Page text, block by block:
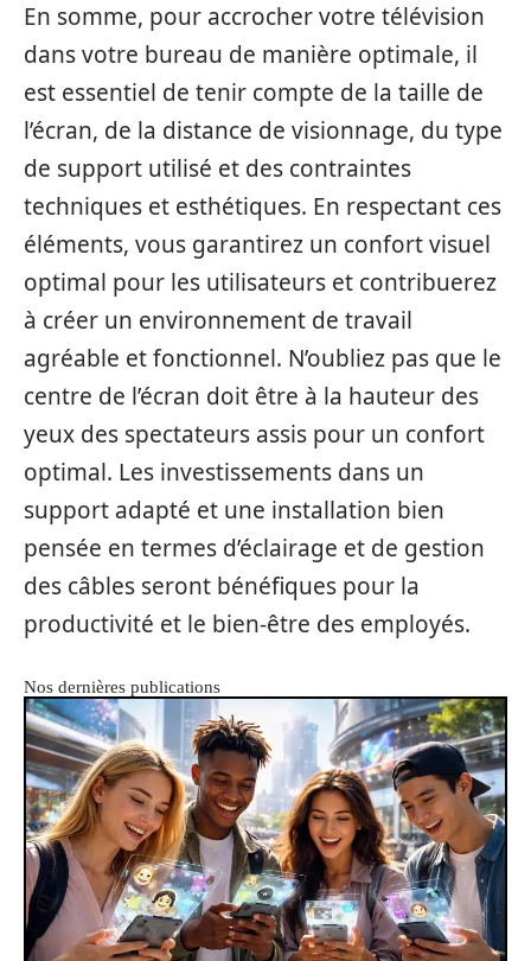
En somme, pour accrocher votre télévision
dans votre bureau de manière optimale, il
est essentiel de tenir compte de la taille de
l’écran, de la distance de visionnage, du type
de support utilisé et des contraintes
techniques et esthétiques. En respectant ces
éléments, vous garantirez un confort visuel
optimal pour les utilisateurs et contribuerez
à créer un environnement de travail
agréable et fonctionnel. N’oubliez pas que le
centre de l’écran doit être à la hauteur des
yeux des spectateurs assis pour un confort
optimal. Les investissements dans un
support adapté et une installation bien
pensée en termes d’éclairage et de gestion
des câbles seront bénéfiques pour la
productivité et le bien-être des employés.
Nos dernières publications